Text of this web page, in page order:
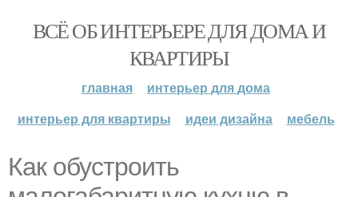
ВСЁ ОБ ИНТЕРЬЕРЕ ДЛЯ ДОМА И
КВАРТИРЫ
главная
интерьер для дома
интерьер для квартиры
идеи дизайна мебель
Как обустроить